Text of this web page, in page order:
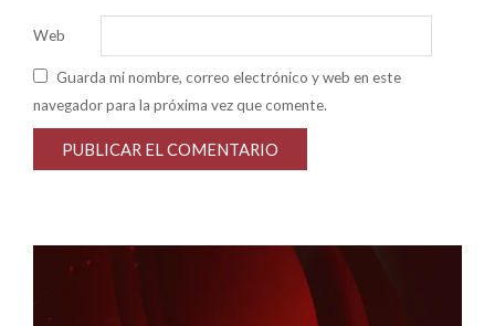
Web
Guarda mi nombre, correo electrónico y web en este
navegador para la próxima vez que comente.